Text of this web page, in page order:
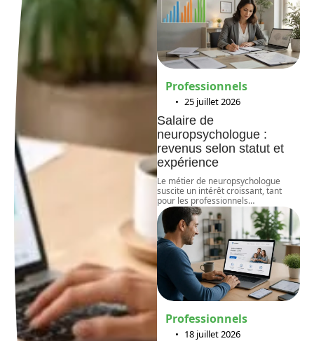
Professionnels
25 juillet 2026
Salaire de
neuropsychologue :
revenus selon statut et
expérience
Le métier de neuropsychologue
suscite un intérêt croissant, tant
pour les professionnels…
Professionnels
18 juillet 2026